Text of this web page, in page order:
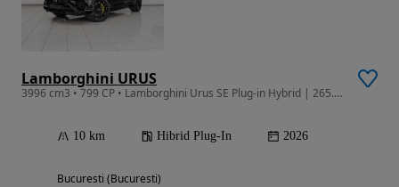
Lamborghini URUS
3996 cm3 • 799 CP • Lamborghini Urus SE Plug-in Hybrid | 265.000 € | Garantie
10 km Hibrid Plug-In 2026
Bucuresti (Bucuresti)